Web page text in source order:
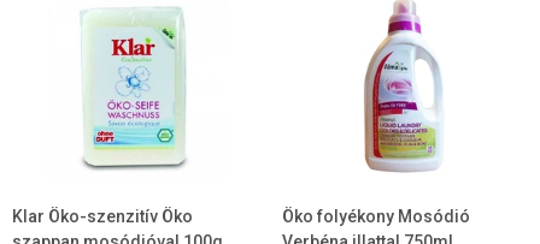
Klar Öko-szenzitív Öko
Öko folyékony Mosódió